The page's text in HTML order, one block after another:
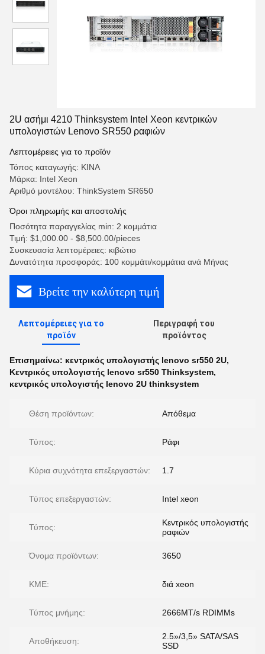
2U ασήμι 4210 Thinksystem Intel Xeon κεντρικών
υπολογιστών Lenovo SR550 ραφιών
Λεπτομέρειες για το προϊόν
Τόπος καταγωγής: ΚΙΝΑ
Μάρκα: Intel Xeon
Αριθμό μοντέλου: ThinkSystem SR650
Όροι πληρωμής και αποστολής
Ποσότητα παραγγελίας min: 2 κομμάτια
Τιμή: $1,000.00 - $8,500.00/pieces
Συσκευασία λεπτομέρειες: κιβώτιο
Δυνατότητα προσφοράς: 100 κομμάτι/κομμάτια ανά Μήνας
Βρείτε την καλύτερη τιμή
Λεπτομέρειες για το
προϊόν
Περιγραφή του
προϊόντος
Επισημαίνω: κεντρικός υπολογιστής lenovo sr550 2U,
Κεντρικός υπολογιστής lenovo sr550 Thinksystem,
κεντρικός υπολογιστής lenovo 2U thinksystem
Θέση προϊόντων: Απόθεμα
Τύπος: Ράφι
Κύρια συχνότητα επεξεργαστών: 1.7
Τύπος επεξεργαστών: Intel xeon
Τύπος:
Κεντρικός υπολογιστής
ραφιών
Όνομα προϊόντων: 3650
ΚΜΕ: διά xeon
Τύπος μνήμης: 2666MT/s RDIMMs
Αποθήκευση:
2.5»/3,5» SATA/SAS
SSD